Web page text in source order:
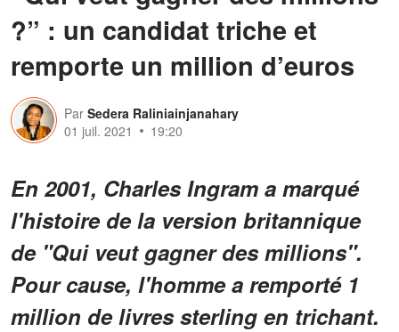
?” : un candidat triche et
remporte un million d’euros
Par Sedera Raliniainjanahary
01 juil. 2021
19:20
En 2001, Charles Ingram a marqué
l'histoire de la version britannique
de "Qui veut gagner des millions".
Pour cause, l'homme a remporté 1
million de livres sterling en trichant.